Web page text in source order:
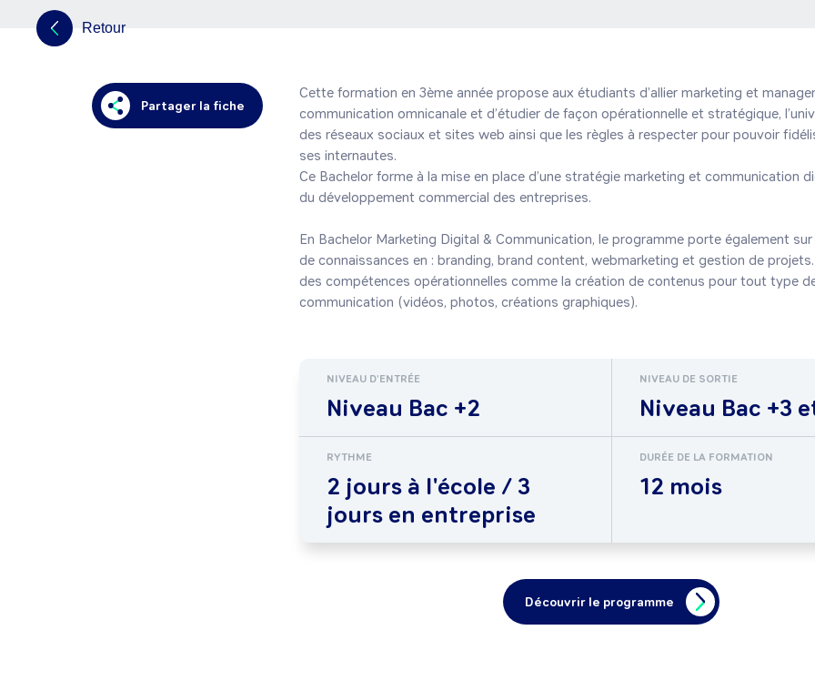
Retour
Partager la fiche
Cette formation en 3ème année propose aux étudiants d’allier marketing et
communication omnicanale et d’étudier de façon opérationnelle et stratégique,
des réseaux sociaux et sites web ainsi que les règles à respecter pour pouvoir
ses internautes.
Ce Bachelor forme à la mise en place d’une stratégie marketing et communication
du développement commercial des entreprises.
En Bachelor Marketing Digital & Communication, le programme porte également
de connaissances en : branding, brand content, webmarketing et gestion de
des compétences opérationnelles comme la création de contenus pour tout type
communication (vidéos, photos, créations graphiques).
NIVEAU D'ENTRÉE
Niveau Bac +2
NIVEAU DE SORTIE
Niveau Bac +3
RYTHME
2 jours à l'école / 3
jours en entreprise
DURÉE DE LA FORMATION
12 mois
Découvrir le programme